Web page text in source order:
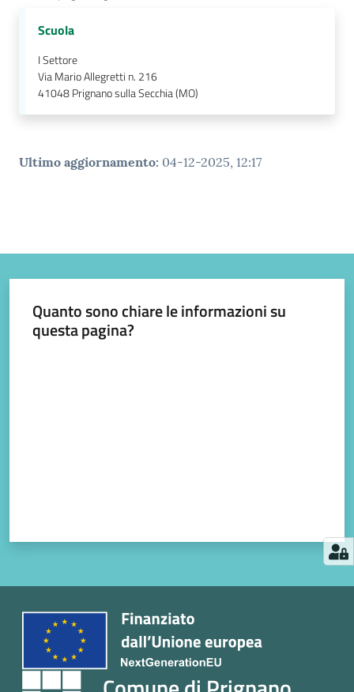
Street
argomenti...
Scuola
I Settore
Via Mario Allegretti n. 216
41048Prignano sulla Secchia (MO)
Ultimo aggiornamento: 04-12-2025, 12:17
Quanto sono chiare le informazioni su
questa pagina?